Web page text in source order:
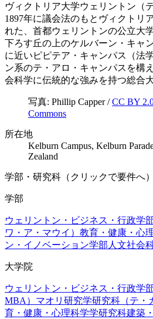
ヴィクトリア大学ウェリントン（
1897年に議会法のもとヴィクトリ
れた、首都ウェリントンの公立大
下ろす丘の上のケルバーン・キャ
に近いピピテア・キャンパス（法
ン系のテ・アロ・キャンパスを構
会科学に伝統的な強みを持つ総合
写真: Phillip Capper/CC BY
Commons
所在地
Kelburn Campus, Kelburn
Zealand
学部・研究科（クリックで要件へ）
学部
ウェリントン・ビジネス・行政学
ワ・ア・マウイ） 教育・健康・心
ン・イノベーション学部 人文社会
大学院
ウェリントン・ビジネス・行政学
MBA） マオリ研究学研究科（テ・
育・健康・心理科学学研究科建築